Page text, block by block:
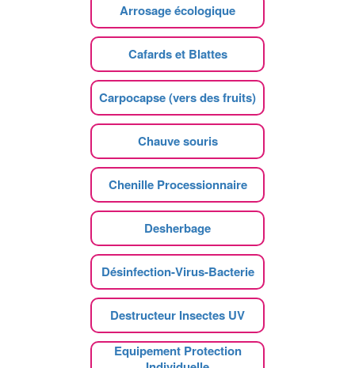
Arrosage écologique
Cafards et Blattes
Carpocapse (vers des fruits)
Chauve souris
Chenille Processionnaire
Desherbage
Désinfection-Virus-Bacterie
Destructeur Insectes UV
Equipement Protection